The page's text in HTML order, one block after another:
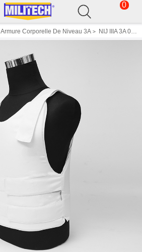
0
Armure Corporelle De Niveau 3A > NIJ IIIA 3A 0101.06 & 0101.07 HG2 Dissimulable Twaron Aramid Gilet Pare-balles Secret Balistique